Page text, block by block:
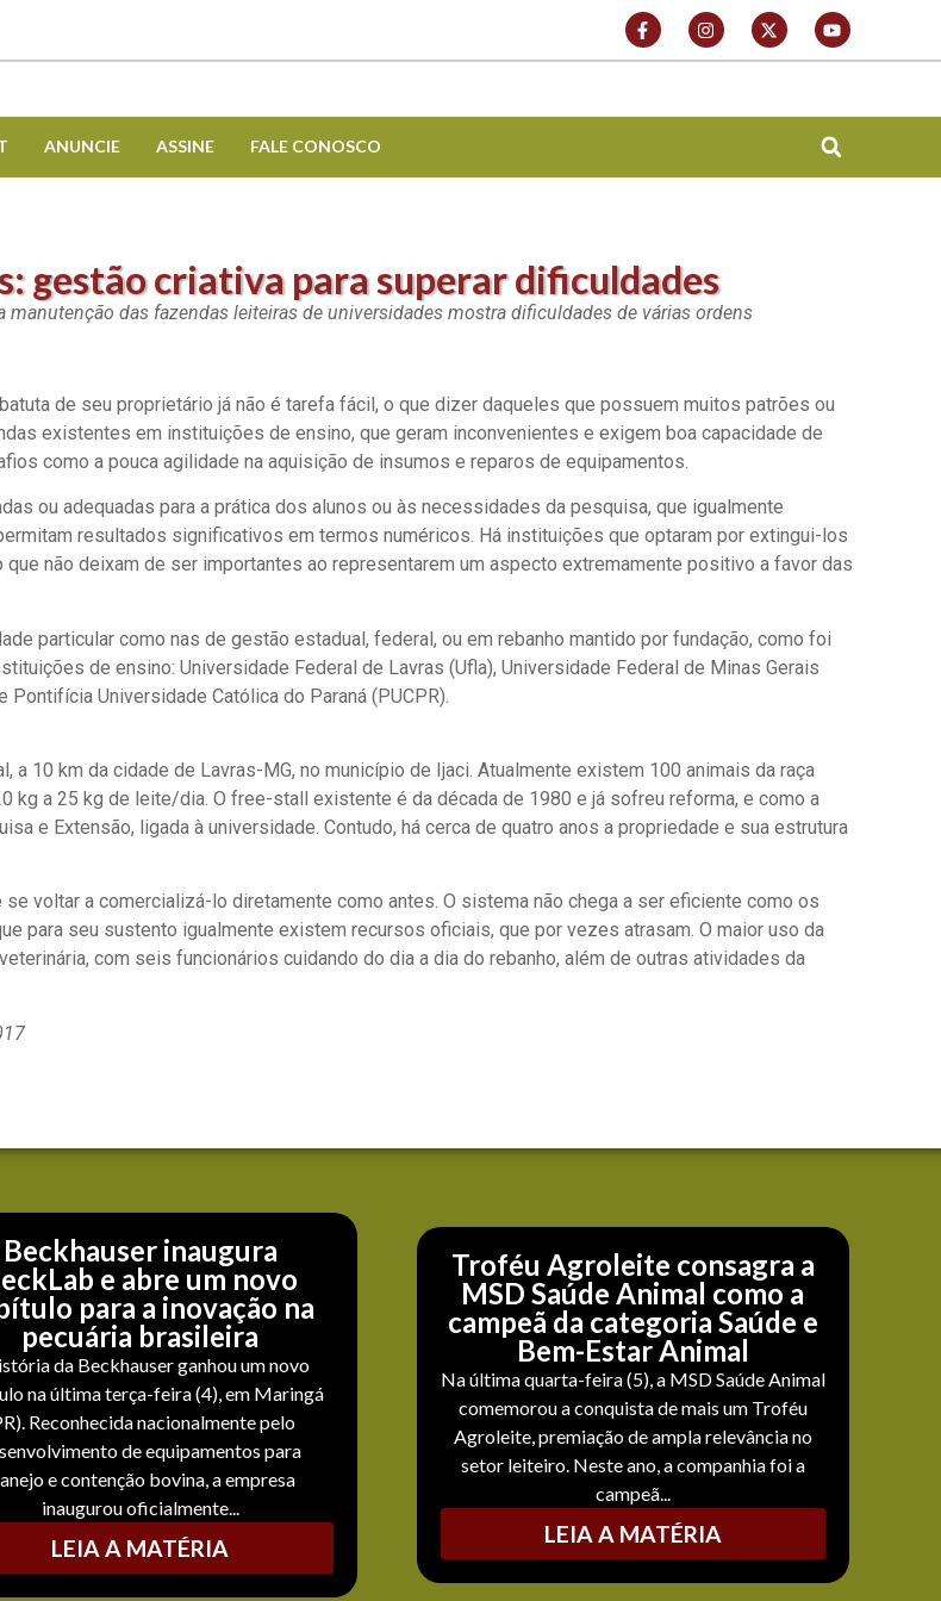
ANUNCIE ASSINE FALE CONOSCO
gestão criativa para superar dificuldades
das fazendas leiteiras de universidades mostra dificuldades de várias ordens
de seu proprietário já não é tarefa fácil, o que dizer daqueles que possuem muitos patrões ou
existentes em instituições de ensino, que geram inconvenientes e exigem boa capacidade de
como a pouca agilidade na aquisição de insumos e reparos de equipamentos.
ou adequadas para a prática dos alunos ou às necessidades da pesquisa, que igualmente
resultados significativos em termos numéricos. Há instituições que optaram por extingui-los
não deixam de ser importantes ao representarem um aspecto extremamente positivo a favor das
particular como nas de gestão estadual, federal, ou em rebanho mantido por fundação, como foi
de ensino: Universidade Federal de Lavras (Ufla), Universidade Federal de Minas Gerais
Universidade Católica do Paraná (PUCPR).
a 10 km da cidade de Lavras-MG, no município de Ijaci. Atualmente existem 100 animais da raça
kg a 25 kg de leite/dia. O free-stall existente é da década de 1980 e já sofreu reforma, e como a
e Extensão, ligada à universidade. Contudo, há cerca de quatro anos a propriedade e sua estrutura
voltar a comercializá-lo diretamente como antes. O sistema não chega a ser eficiente como os
para seu sustento igualmente existem recursos oficiais, que por vezes atrasam. O maior uso da
com seis funcionários cuidando do dia a dia do rebanho, além de outras atividades da
Beckhauser inaugura
e abre um novo
para a inovação na
pecuária brasileira
da Beckhauser ganhou um novo
na última terça-feira (4), em Maringá
Reconhecida nacionalmente pelo
de equipamentos para
e contenção bovina, a empresa
inaugurou oficialmente...
LEIA A MATÉRIA
Troféu Agroleite consagra a
MSD Saúde Animal como a
campeã da categoria Saúde e
Bem-Estar Animal
Na última quarta-feira (5), a MSD Saúde Animal
comemorou a conquista de mais um Troféu
Agroleite, premiação de ampla relevância no
setor leiteiro. Neste ano, a companhia foi a
campeã...
LEIA A MATÉRIA